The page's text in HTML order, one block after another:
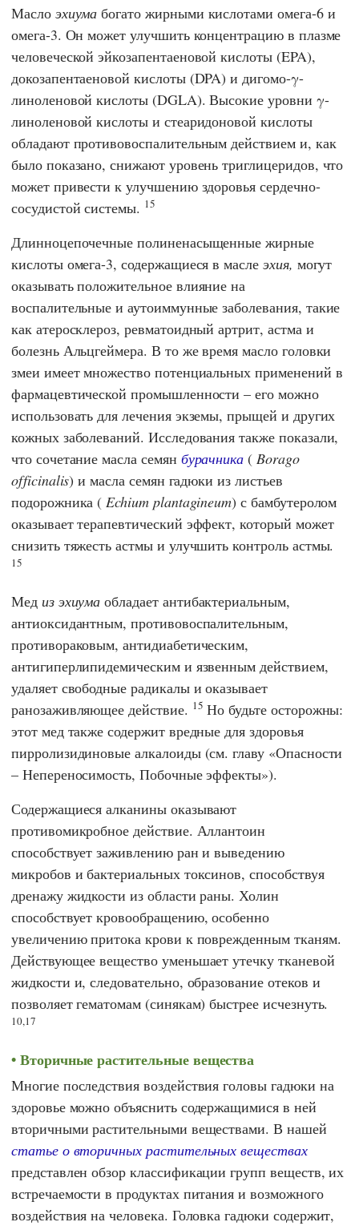
Масло эхиума богато жирными кислотами омега-6 и
омега-3. Он может улучшить концентрацию в плазме
человеческой эйкозапентаеновой кислоты (EPA),
докозапентаеновой кислоты (DPA) и дигомо-γ-
линоленовой кислоты (DGLA). Высокие уровни γ-
линоленовой кислоты и стеаридоновой кислоты
обладают противовоспалительным действием и, как
было показано, снижают уровень триглицеридов, что
может привести к улучшению здоровья сердечно-
сосудистой системы. 15
Длинноцепочечные полиненасыщенные жирные
кислоты омега-3, содержащиеся в масле эхия, могут
оказывать положительное влияние на
воспалительные и аутоиммунные заболевания, такие
как атеросклероз, ревматоидный артрит, астма и
болезнь Альцгеймера. В то же время масло головки
змеи имеет множество потенциальных применений в
фармацевтической промышленности – его можно
использовать для лечения экземы, прыщей и других
кожных заболеваний. Исследования также показали,
что сочетание масла семян бурачника ( Borago
officinalis) и масла семян гадюки из листьев
подорожника (Echium plantagineum) с бамбутеролом
оказывает терапевтический эффект, который может
снизить тяжесть астмы и улучшить контроль астмы.
15
Мед из эхиума обладает антибактериальным,
антиоксидантным, противовоспалительным,
противораковым, антидиабетическим,
антигиперлипидемическим и язвенным действием,
удаляет свободные радикалы и оказывает
ранозаживляющее действие. 15 Но будьте осторожны:
этот мед также содержит вредные для здоровья
пирролизидиновые алкалоиды (см. главу «Опасности
– Непереносимость, Побочные эффекты»).
Содержащиеся алканины оказывают
противомикробное действие. Аллантоин
способствует заживлению ран и выведению
микробов и бактериальных токсинов, способствуя
дренажу жидкости из области раны. Холин
способствует кровообращению, особенно
увеличению притока крови к поврежденным тканям.
Действующее вещество уменьшает утечку тканевой
жидкости и, следовательно, образование отеков и
позволяет гематомам (синякам) быстрее исчезнуть.
10,17
Вторичные растительные вещества
Многие последствия воздействия головы гадюки на
здоровье можно объяснить содержащимися в ней
вторичными растительными веществами. В нашей
статье о вторичных растительных веществах
представлен обзор классификации групп веществ, их
встречаемости в продуктах питания и возможного
воздействия на человека. Головка гадюки содержит,